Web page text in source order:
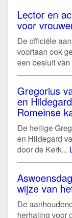
Lector en
voor
De officiële
voortaan ook
een besluit
Gregorius
en
Romeinse
De heilige
en Hildegard
door de Kerk...
wijze van
De
herhaling voor